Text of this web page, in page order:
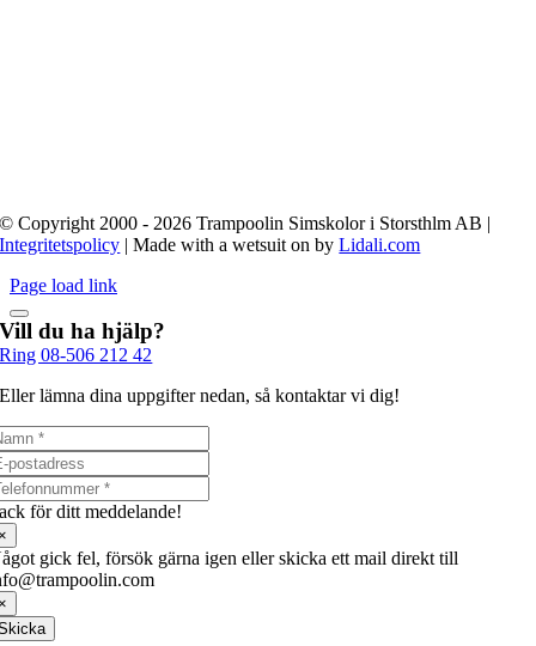
© Copyright 2000 - 2026 Trampoolin Simskolor i Storsthlm AB |
Integritetspolicy | Made with a wetsuit on byLidali.com
Page load link
Vill du ha hjälp?
Ring 08-506 212 42
Eller lämna dina uppgifter nedan, så kontaktar vi dig!
för ditt meddelande!
gick fel, försök gärna igen eller skicka ett mail direkt till